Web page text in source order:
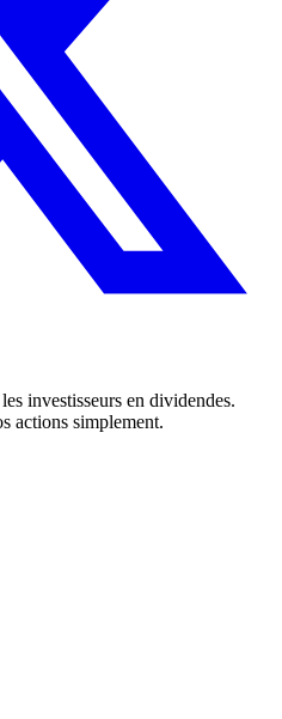
investisseurs en dividendes.
actions simplement.